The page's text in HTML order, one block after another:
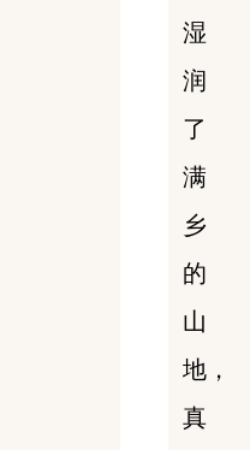
湿
润
了
满
乡
的
山
地，
真